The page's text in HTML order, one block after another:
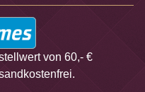
von 60,- €